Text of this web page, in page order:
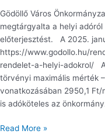
Gödöllő Város
megtárgyalta a helyi
előterjesztést. A 2025.
https://www.godollo.hu/
rendelet-a-helyi-adokrol/
törvényi maximális mérték
vonatkozásában 2950,1
is adóköteles az
Read More »